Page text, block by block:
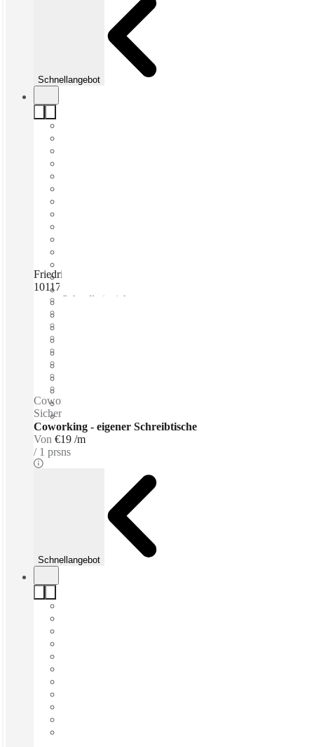
Schnellangebot
Friedrichstraße – repräsentativ im Einsteinpalais, Berlin,
10117
Schnell einziehen
Coworking spaces / 24 Std. erreichbar - 24-Stunden
Sicherheit
Coworking - eigener Schreibtische
Von €19 /m
1 prsns
Schnellangebot